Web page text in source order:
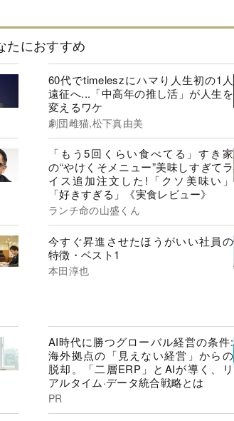
たにおすすめ
60代でtimeleszにハマり人生初の1人
遠征へ...「中高年の推し活」が人生を
変えるワケ
劇団雌猫,松下真由美
「もう5回くらい食べてる」すき家
の“やけくそメニュー”美味しすぎてラ
イス追加注文した!「クソ美味い」
「好きすぎる」《実食レビュー》
ランチ命の山盛くん
今すぐ昇進させたほうがいい社員の
特徴・ベスト1
本田淳也
AI時代に勝つグローバル経営の条件:
海外拠点の「見えない経営」からの
脱却。「二層ERP」とAIが導く、リ
アルタイム·データ統合戦略とは
PR